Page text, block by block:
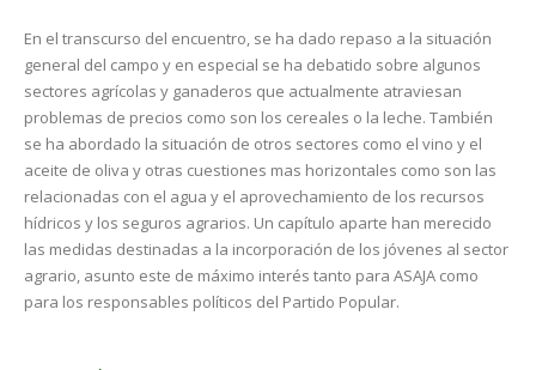
En el transcurso del encuentro, se ha dado repaso a la situación
general del campo y en especial se ha debatido sobre algunos
sectores agrícolas y ganaderos que actualmente atraviesan
problemas de precios como son los cereales o la leche. También
se ha abordado la situación de otros sectores como el vino y el
aceite de oliva y otras cuestiones mas horizontales como son las
relacionadas con el agua y el aprovechamiento de los recursos
hídricos y los seguros agrarios. Un capítulo aparte han merecido
las medidas destinadas a la incorporación de los jóvenes al sector
agrario, asunto este de máximo interés tanto para ASAJA como
para los responsables políticos del Partido Popular.